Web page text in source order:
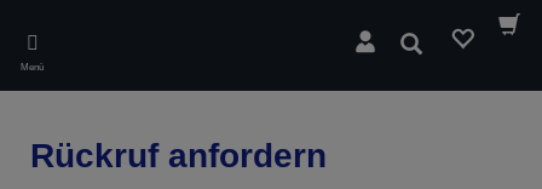
main
content
Menü
Suchen
Rückruf anfordern